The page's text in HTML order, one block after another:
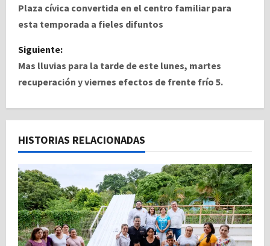
a
e
g
a
c
i
ó
n
d
Plaza cívica convertida en el centro familiar para
esta temporada a fieles difuntos
Siguiente:
Mas lluvias para la tarde de este lunes, martes
recuperación y viernes efectos de frente frío 5.
HISTORIAS RELACIONADAS